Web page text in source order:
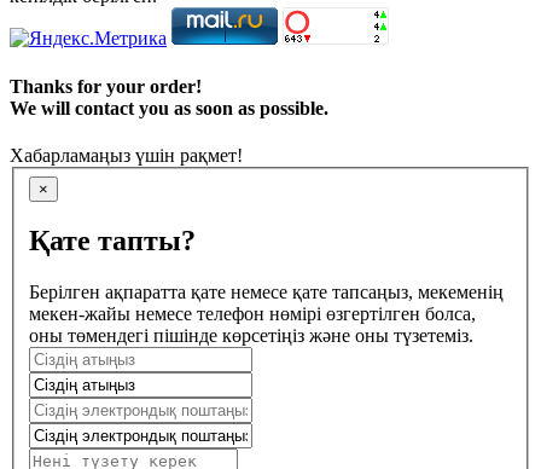
Thanks for your order!
We will contact you as soon as possible.
Хабарламаңыз үшін рақмет!
×
Қате тапты?
Берілген ақпаратта қате немесе қате тапсаңыз, мекеменің
мекен-жайы немесе телефон нөмірі өзгертілген болса,
оны төмендегі пішінде көрсетіңіз және оны түзетеміз.